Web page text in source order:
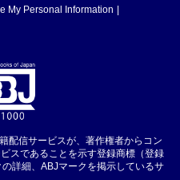
My Personal Information
配信サービスが、著作権者からコン
スであることを示す登録商標（登録
詳細、ABJマークを掲示しているサ